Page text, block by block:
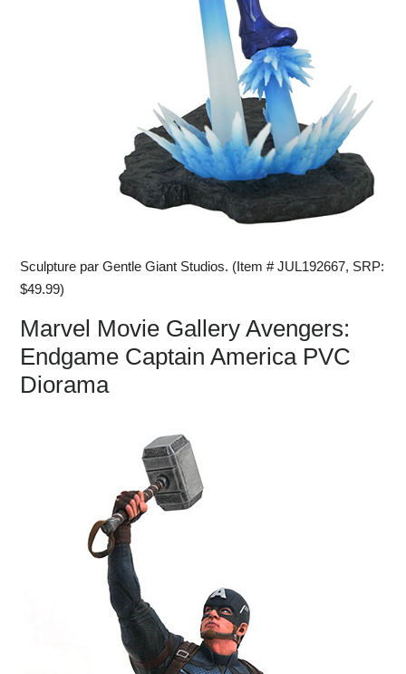
Sculpture par Gentle Giant Studios. (Item # JUL192667, SRP:
$49.99)
Marvel Movie Gallery Avengers:
Endgame Captain America PVC
Diorama